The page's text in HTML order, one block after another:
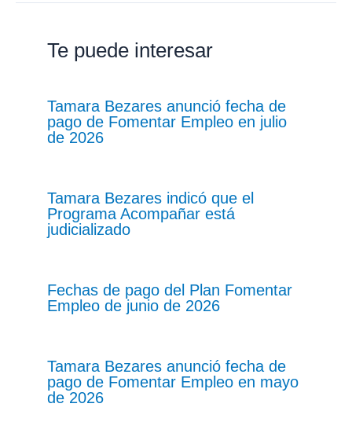
Te puede interesar
Tamara Bezares anunció fecha de
pago de Fomentar Empleo en julio
de 2026
Tamara Bezares indicó que el
Programa Acompañar está
judicializado
Fechas de pago del Plan Fomentar
Empleo de junio de 2026
Tamara Bezares anunció fecha de
pago de Fomentar Empleo en mayo
de 2026